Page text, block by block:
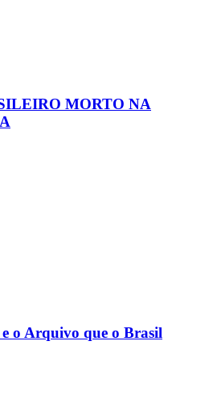
MORTO NA
o Arquivo que o Brasil